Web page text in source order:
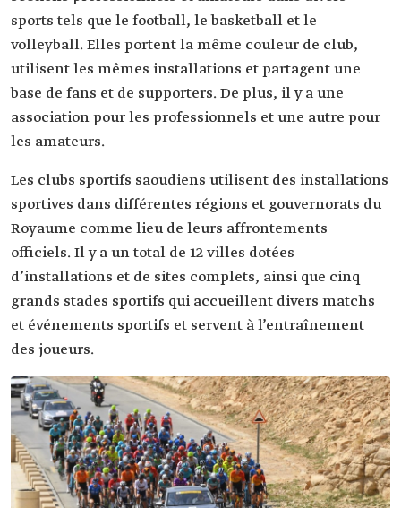
sports tels que le football, le basketball et le
volleyball. Elles portent la même couleur de club,
utilisent les mêmes installations et partagent une
base de fans et de supporters. De plus, il y a une
association pour les professionnels et une autre pour
les amateurs.
Les clubs sportifs saoudiens utilisent des installations
sportives dans différentes régions et gouvernorats du
Royaume comme lieu de leurs affrontements
officiels. Il y a un total de 12 villes dotées
d’installations et de sites complets, ainsi que cinq
grands stades sportifs qui accueillent divers matchs
et événements sportifs et servent à l’entraînement
des joueurs.